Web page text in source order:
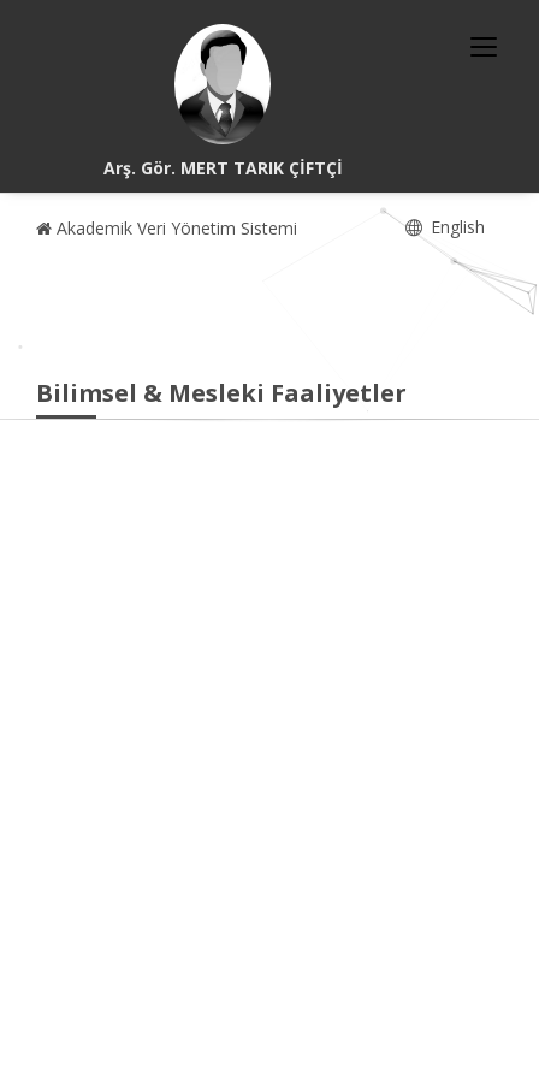
Arş. Gör. MERT TARIK ÇİFTÇİ
Akademik Veri Yönetim Sistemi English
Bilimsel & Mesleki Faaliyetler